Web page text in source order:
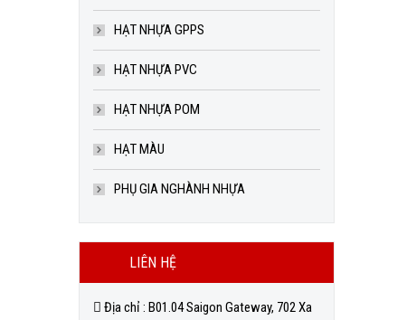
HẠT NHỰA GPPS
HẠT NHỰA PVC
HẠT NHỰA POM
HẠT MÀU
PHỤ GIA NGHÀNH NHỰA
LIÊN HỆ
Địa chỉ : B01.04 Saigon Gateway, 702 Xa